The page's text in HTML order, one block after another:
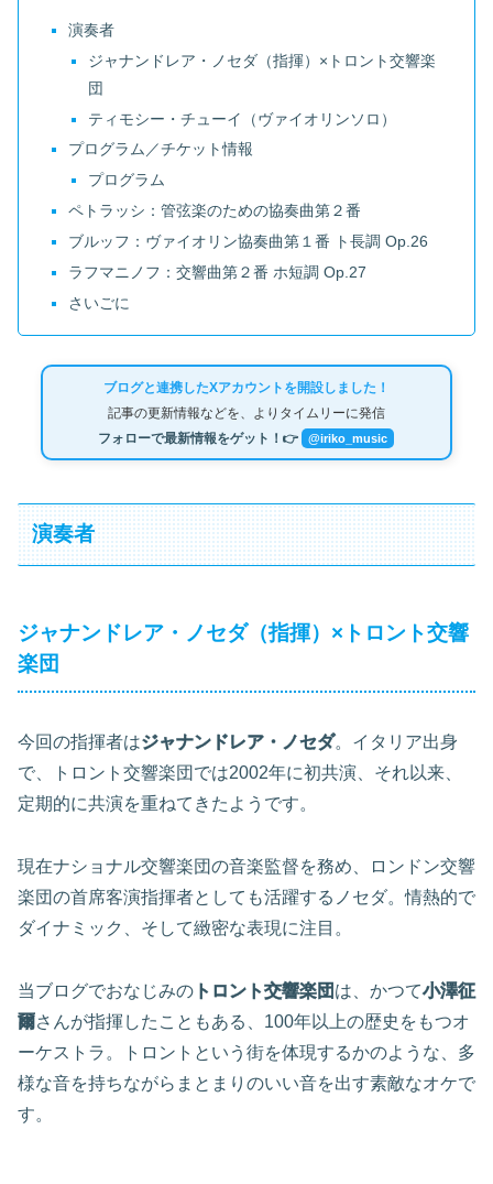
演奏者
ジャナンドレア・ノセダ（指揮）×トロント交響楽
団
ティモシー・チューイ（ヴァイオリンソロ）
プログラム／チケット情報
プログラム
ペトラッシ：管弦楽のための協奏曲第２番
ブルッフ：ヴァイオリン協奏曲第１番 ト長調 Op.26
ラフマニノフ：交響曲第２番 ホ短調 Op.27
さいごに
ブログと連携したXアカウントを開設しました！
記事の更新情報などを、よりタイムリーに発信
フォローで最新情報をゲット！👉
@iriko_music
演奏者
ジャナンドレア・ノセダ（指揮）×トロント交響
楽団
今回の指揮者はジャナンドレア・ノセダ。イタリア出身
で、トロント交響楽団では2002年に初共演、それ以来、
定期的に共演を重ねてきたようです。
現在ナショナル交響楽団の音楽監督を務め、ロンドン交響
楽団の首席客演指揮者としても活躍するノセダ。情熱的で
ダイナミック、そして緻密な表現に注目。
当ブログでおなじみの トロント交響楽団 は、かつて小澤征
爾さんが指揮したこともある、100年以上の歴史をもつオ
ーケストラ。トロントという街を体現するかのような、多
様な音を持ちながらまとまりのいい音を出す素敵なオケで
す。